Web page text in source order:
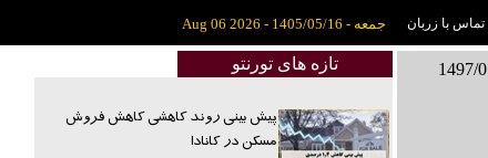
تماس با زربان جمعه - 1405/05/16 - Aug 06 2026
تازه های تورنتو
پیش بینی روند کاهشی کاهش فروش
مسکن در کانادا